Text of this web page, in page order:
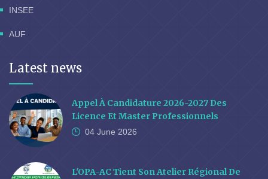
INSEE
AUF
Latest news
Appel À Candidature 2026-2027 Des
Licence Et Master Professionnels
04 June 2026
L'OPA-AC Tient Son Atelier Régional De